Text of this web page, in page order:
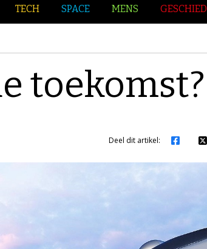
TECH SPACE MENS
toekomst?
Deel dit artikel: